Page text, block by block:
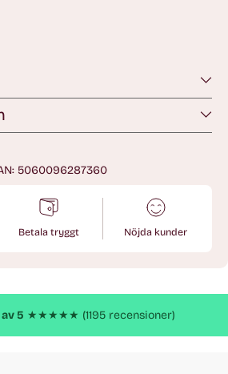
5060096287360
Betala tryggt Nöjda kunder
5 ★★★★★ (1195 recensioner)